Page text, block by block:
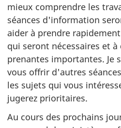
mieux comprendre les
séances d'information
aider à prendre
qui seront nécessaires et
prenantes importantes. Je
vous offrir d'autres
les sujets qui vous
jugerez prioritaires.
Au cours des prochains